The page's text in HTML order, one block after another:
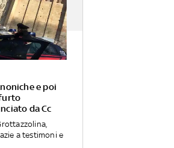
e poi
da Cc
a testimoni e